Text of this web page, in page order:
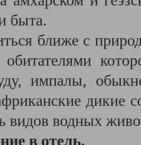
быта.
ближе с
обитателями
импалы,
дикие
видов водных
в отель.